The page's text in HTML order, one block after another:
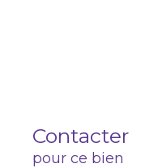
Contacter
pour ce bien